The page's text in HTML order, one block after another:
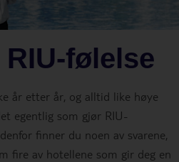
følelse
år etter år, og alltid like høye
egentlig som gjør RIU-
finner du noen av svarene,
fire av hotellene som gir deg en